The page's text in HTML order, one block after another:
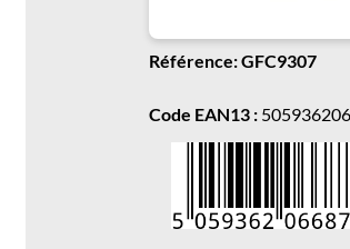
Référence: GFC9307
Code EAN13 :